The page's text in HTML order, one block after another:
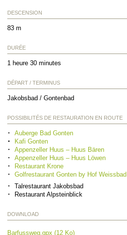
DESCENSION
83 m
DURÉE
1 heure 30 minutes
DÉPART / TERMINUS
Jakobsbad / Gontenbad
POSSIBILITÉS DE RESTAURATION EN ROUTE
Auberge Bad Gonten
Kafi Gonten
Appenzeller Huus – Huus Bären
Appenzeller Huus – Huus Löwen
Restaurant Krone
Golfrestaurant Gonten by Hof Weissbad
Talrestaurant Jakobsbad
Restaurant Alpsteinblick
DOWNLOAD
Barfussweg.gpx (12 Ko)